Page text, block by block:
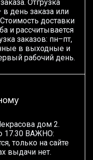
Отгрузка
день заказа или
доставки
и рассчитывается
заказов: пн–пт,
в выходные и
рабочий день.
дом 2.
17.30 ВАЖНО:
только на сайте
выдачи нет.